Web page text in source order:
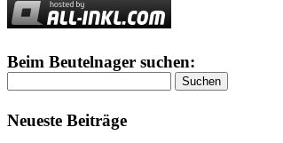
Beim Beutelnager suchen:
nach:
Neueste Beiträge